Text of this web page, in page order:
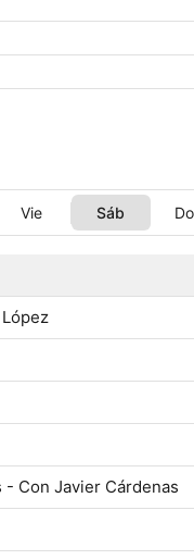
Vie Sáb
- Con Javier Cárdenas